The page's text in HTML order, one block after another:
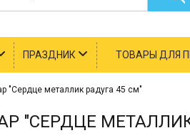
ПРАЗДНИК ТОВАРЫ ДЛЯ
"Сердце металлик радуга 45 см"
"СЕРДЦЕ